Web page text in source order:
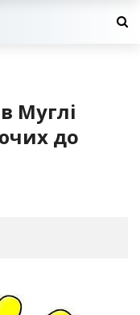
Муглі
до